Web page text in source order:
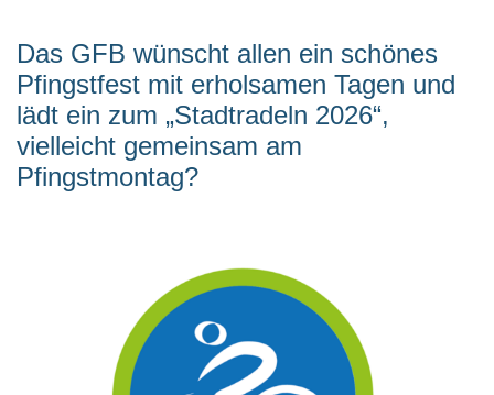
Das GFB wünscht allen ein schönes
Pfingstfest mit erholsamen Tagen und
lädt ein zum „Stadtradeln 2026“,
vielleicht gemeinsam am
Pfingstmontag?